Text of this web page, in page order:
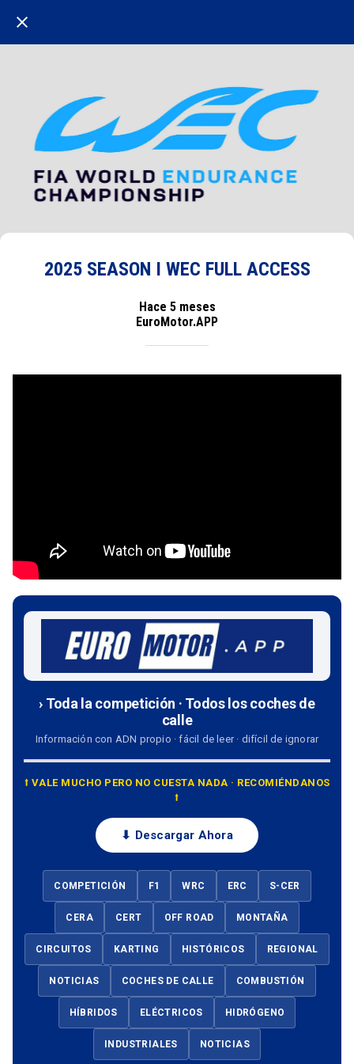
2025 SEASON I WEC FULL ACCESS
Hace 5 meses
EuroMotor.APP
› Toda la competición · Todos los coches de
calle
Información con ADN propio · fácil de leer · difícil de ignorar
⭡ VALE MUCHO PERO NO CUESTA NADA · RECOMIÉNDANOS
⭡
⬇ Descargar Ahora
COMPETICIÓN F1 WRC ERC S-CER
CERA CERT OFF ROAD MONTAÑA
CIRCUITOS KARTING HISTÓRICOS REGIONAL
NOTICIAS COCHES DE CALLE COMBUSTIÓN
HÍBRIDOS ELÉCTRICOS HIDRÓGENO
INDUSTRIALES NOTICIAS